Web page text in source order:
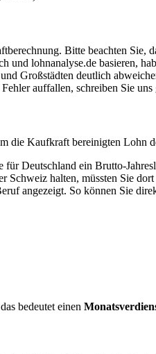
Bitte beachten
und lohnanalyse.de basieren,
Großstädten deutlich
auffallen, schreiben Sie uns
die Kaufkraft bereinigten Lohn
Deutschland ein Brutto-
Schweiz halten, müssten Sie
angezeigt. So können Sie
bedeutet einen